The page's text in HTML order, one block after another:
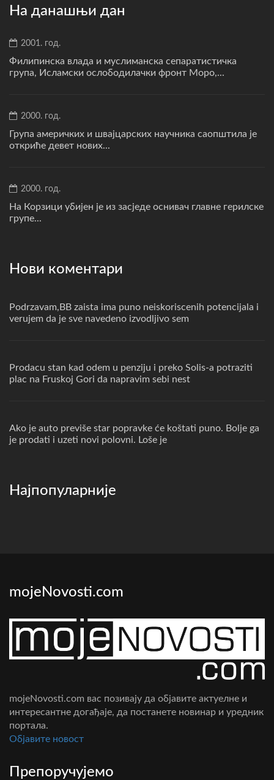
На данашњи дан
2001. год.
Филипинска влада и муслиманска сепаратистичка
група, Исламски ослободилачки фронт Моро,...
2000. год.
Група америчких и швајцарских научника саопштила је
откриће девет нових...
2000. год.
На Корзици убијен је из засједе оснивач главне герилске
групе...
Нови коментари
Podrzavam,BB zaista ima puno neiskoriscenih potencijala i
verujem da je sve navedeno izvodljivo sem
Prodacu stan kad odem u penziju i preko Solis-a potraziti
plac na Fruskoj Gori da napravim sebi nest
Ako je auto previše star popravke će koštati puno. Bolje ga
je prodati i uzeti novi polovni. Loše je
Најпопуларније
mojeNovosti.com
mojeNovosti.com вас позивају да објавите актуелне и
интересантне догађаје, да постанете новинар и уредник
портала.
Oбјавите новост
Препоручујемо